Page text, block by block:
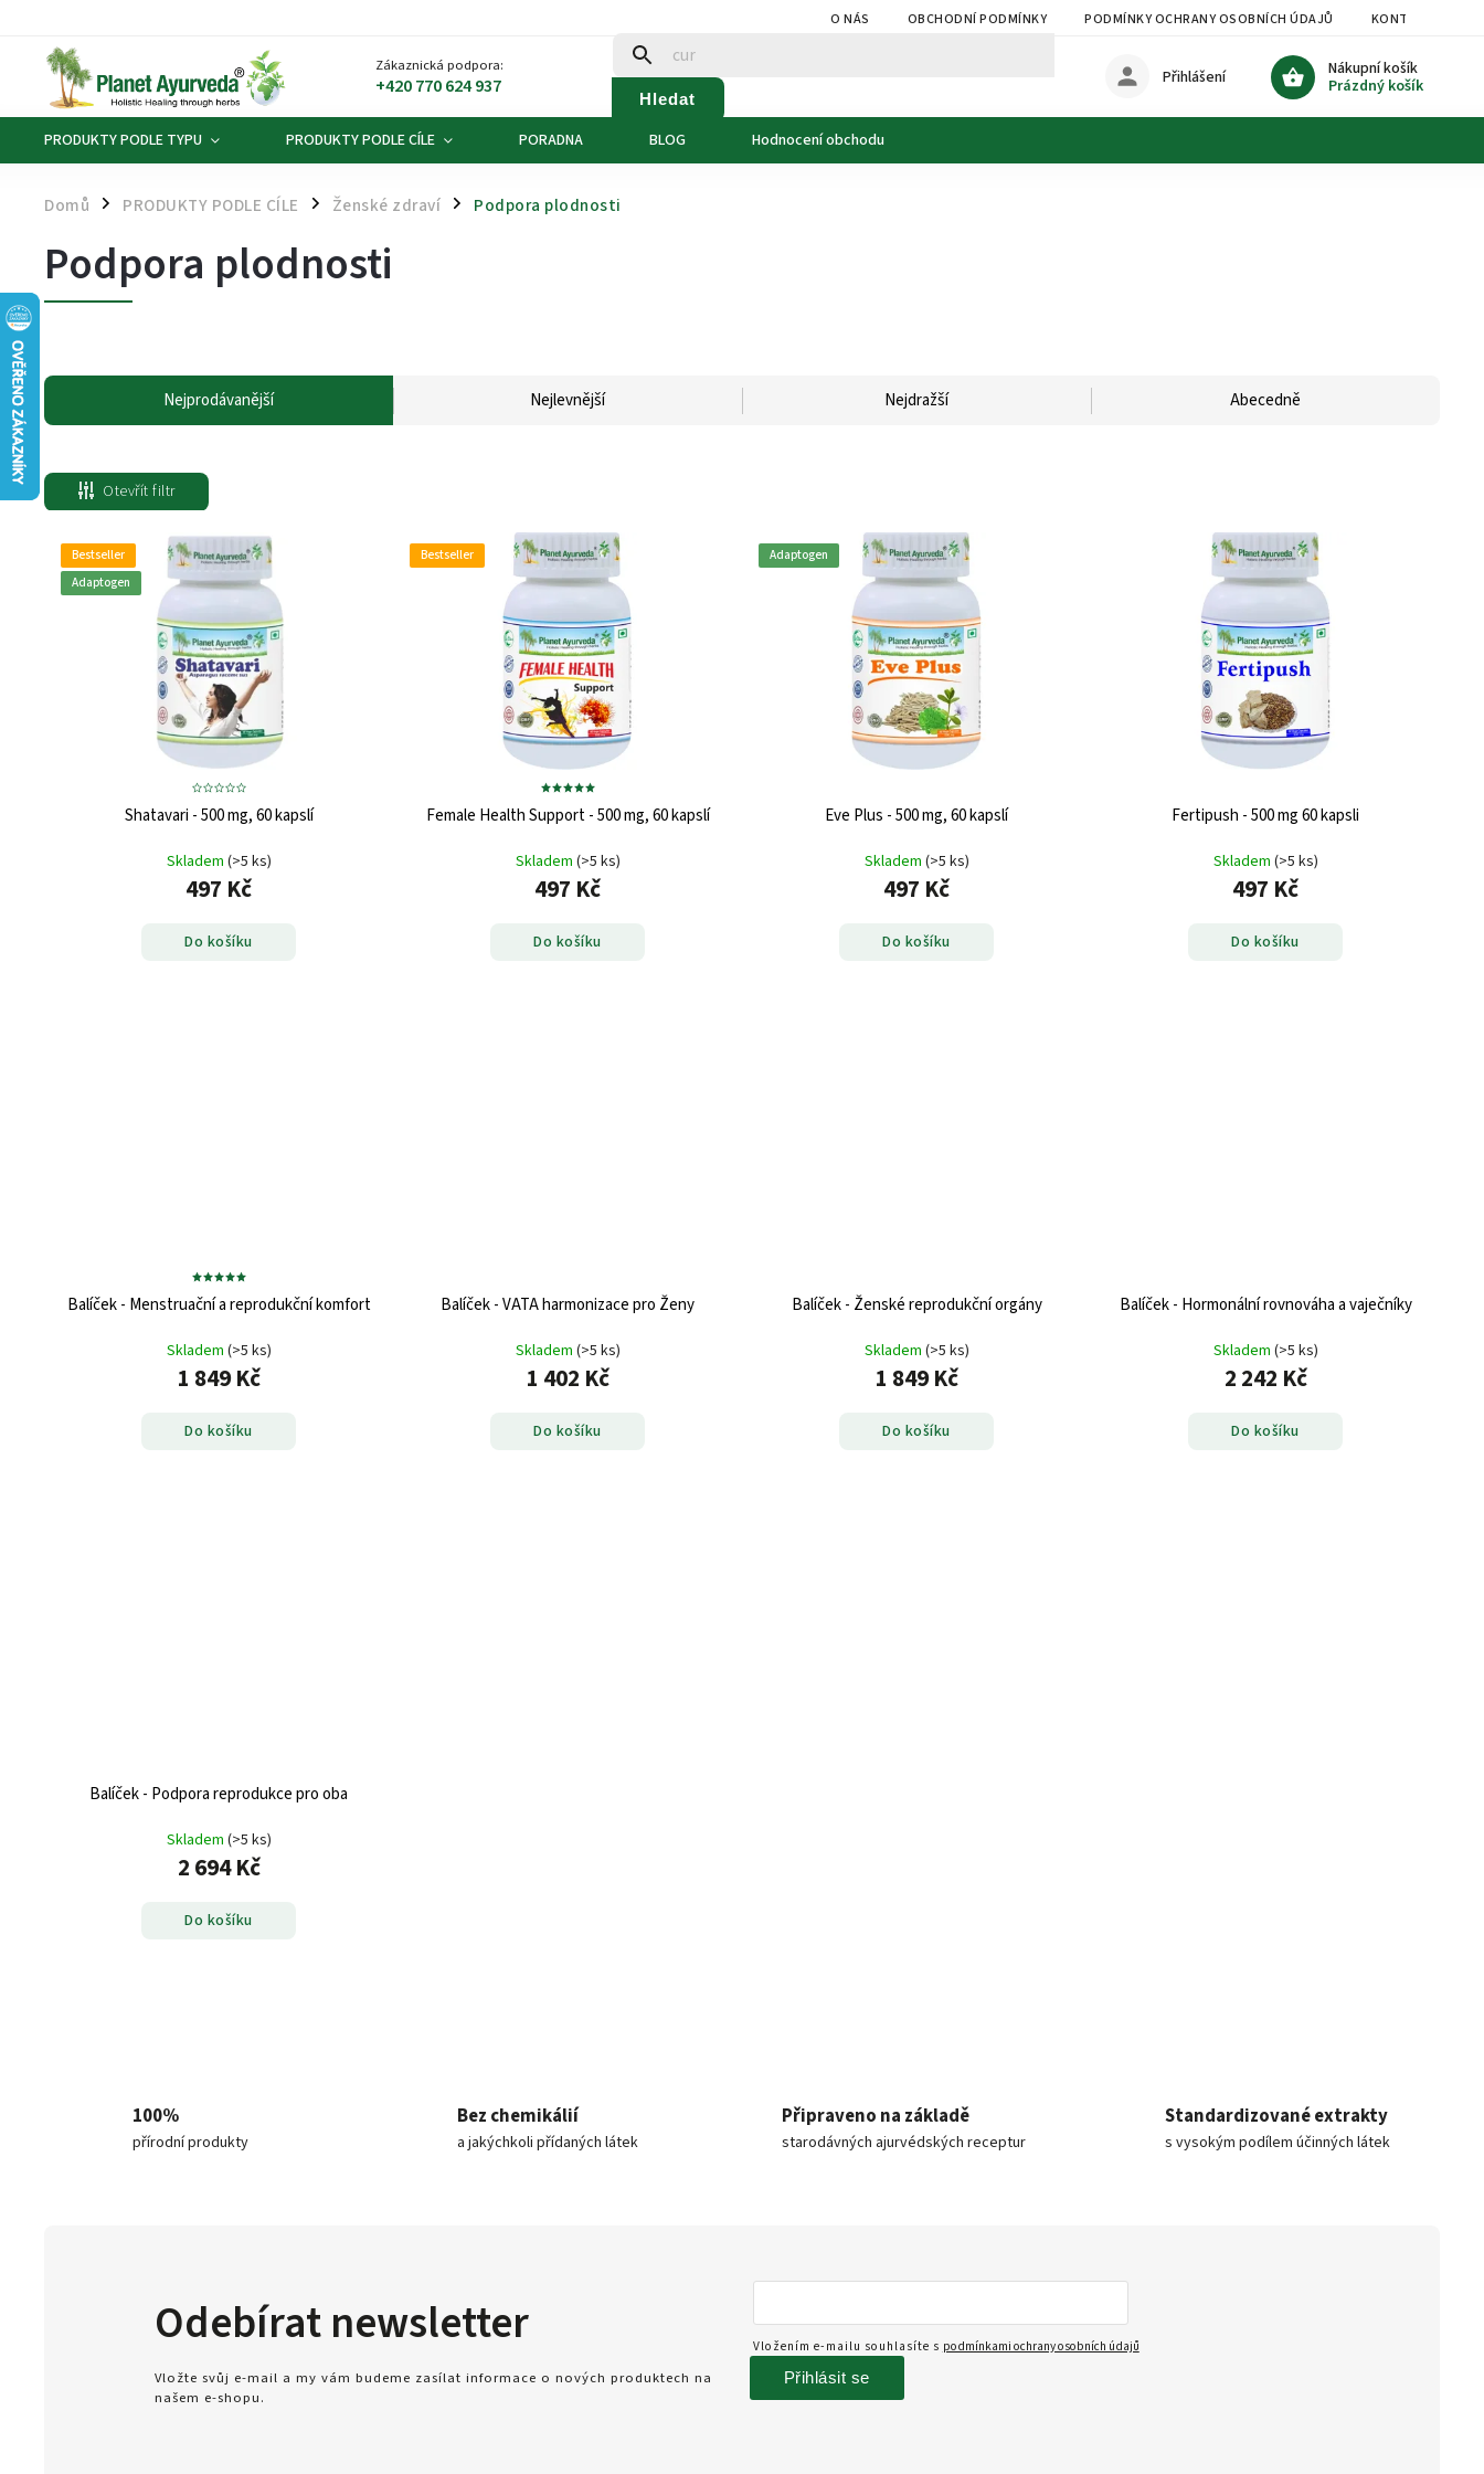
O NÁS OBCHODNÍ PODMÍNKY PODMÍNKY OCHRANY OSOBNÍCH ÚDAJŮ KONTAKTY
Zákaznická podpora:
+420 770 624 937 Hledat
Nákupní košík
Prázdný košík
Přihlášení
PRODUKTY PODLE TYPU PRODUKTY PODLE CÍLE PORADNA BLOG Hodnocení obchodu
Domů / PRODUKTY PODLE CÍLE / Ženské zdraví / Podpora plodnosti
Podpora plodnosti
Nejprodávanější Nejlevnější Nejdražší Abecedně
Otevřít filtr
Bestseller
Adaptogen
Shatavari - 500 mg, 60 kapslí
Skladem (>5 ks)
497 Kč
Do košíku
Bestseller
Female Health Support - 500 mg, 60 kapslí
Skladem (>5 ks)
497 Kč
Do košíku
Adaptogen
Eve Plus - 500 mg, 60 kapslí
Skladem (>5 ks)
497 Kč
Do košíku
Fertipush - 500 mg 60 kapsli
Skladem (>5 ks)
497 Kč
Do košíku
Balíček - Menstruační a reprodukční komfort
Skladem (>5 ks)
1 849 Kč
Do košíku
Balíček - VATA harmonizace pro Ženy
Skladem (>5 ks)
1 402 Kč
Do košíku
Balíček - Ženské reprodukční orgány
Skladem (>5 ks)
1 849 Kč
Do košíku
Balíček - Hormonální rovnováha a vaječníky
Skladem (>5 ks)
2 242 Kč
Do košíku
Balíček - Podpora reprodukce pro oba
Skladem (>5 ks)
2 694 Kč
Do košíku
100%
přírodní produkty
Bez chemikálií
a jakýchkoli přídaných látek
Připraveno na základě
starodávných ajurvédských receptur
Standardizované extrakty
s vysokým podílem účinných látek
Odebírat newsletter
Vložte svůj e-mail a my vám budeme zasílat informace o nových produktech na
našem e-shopu.
Vložením e-mailu souhlasíte s podmínkami ochrany osobních údajů
Přihlásit se